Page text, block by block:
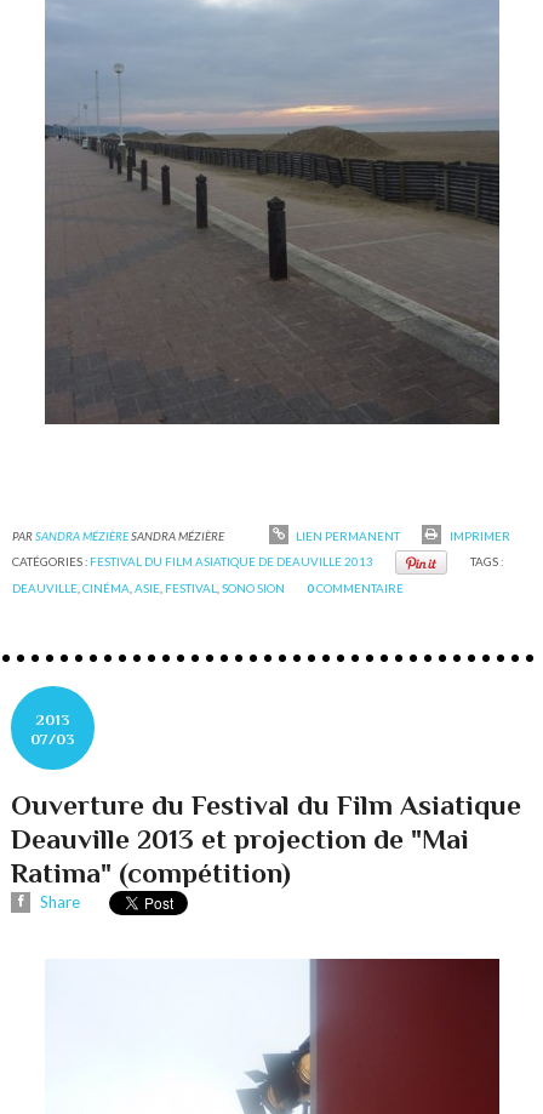
PARSANDRA MÉZIÈRESANDRA MÉZIÈRE LIEN PERMANENT
IMPRIMER
CATÉGORIES : FESTIVAL DU FILM ASIATIQUE DE DEAUVILLE 2013
TAGS :
DEAUVILLE ,CINÉMA ,ASIE FESTIVAL ,SONO SION 0COMMENTAIRE
2013
07/03
Ouverture du Festival du Film Asiatique
Deauville 2013 et projection de "Mai
Ratima" (compétition)
Share